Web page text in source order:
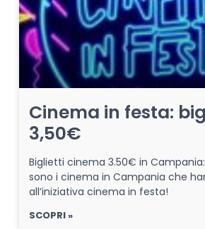
Cinema in festa:
3,50€
Biglietti cinema 3.50€ in
sono i cinema in Campania che
all’iniziativa cinema in festa!
SCOPRI »